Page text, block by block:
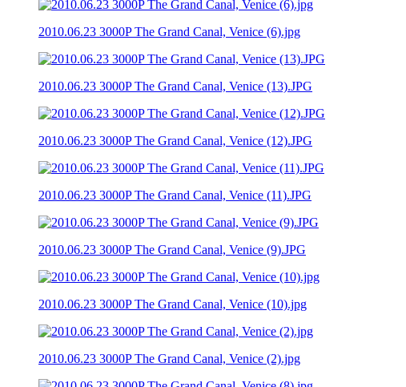
2010.06.23 3000P The Grand Canal, Venice (6).jpg
2010.06.23 3000P The Grand Canal, Venice (13).JPG
2010.06.23 3000P The Grand Canal, Venice (12).JPG
2010.06.23 3000P The Grand Canal, Venice (11).JPG
2010.06.23 3000P The Grand Canal, Venice (9).JPG
2010.06.23 3000P The Grand Canal, Venice (10).jpg
2010.06.23 3000P The Grand Canal, Venice (2).jpg